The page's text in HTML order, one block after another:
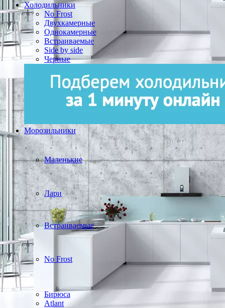
Холодильники
No Frost
Двухкамерные
Однокамерные
Встраиваемые
Side by side
Черные
Морозильники
Маленькие
Лари
Встраиваемые
No Frost
Бирюса
Atlant